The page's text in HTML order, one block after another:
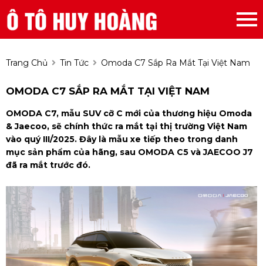
Trang Chủ Tin Tức Omoda C7 Sắp Ra Mắt Tại Việt Nam
OMODA C7 SẮP RA MẮT TẠI VIỆT NAM
OMODA C7, mẫu SUV cỡ C mới của thương hiệu Omoda
& Jaecoo, sẽ chính thức ra mắt tại thị trường Việt Nam
vào quý III/2025. Đây là mẫu xe tiếp theo trong danh
mục sản phẩm của hãng, sau OMODA C5 và JAECOO J7
đã ra mắt trước đó.